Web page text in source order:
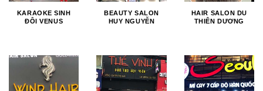
KARAOKE SINH
ĐÔI VENUS
BEAUTY SALON
HUY NGUYỄN
HAIR SALON DU
THIÊN DƯƠNG